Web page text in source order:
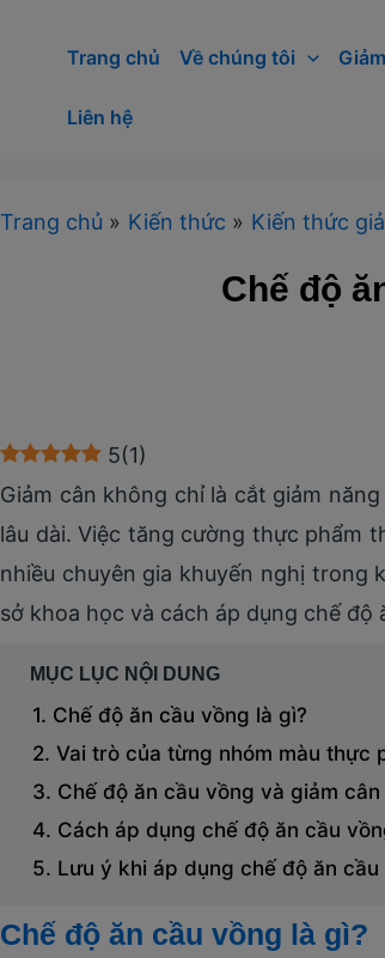
Trang chủ Về chúng tôi
Liên hệ
Trang chủ Kiến thức Kiến thức
Chế độ
5(1)
Giảm cân không chỉ là cắt giảm
lâu dài. Việc tăng cường thực phẩm
nhiều chuyên gia khuyến nghị trong
sở khoa học và cách áp dụng chế độ
MỤC LỤC NỘI DUNG
Chế độ ăn cầu vồng là gì?
Vai trò của từng nhóm màu thực
Chế độ ăn cầu vồng và giảm cân
Cách áp dụng chế độ ăn cầu
Lưu ý khi áp dụng chế độ ăn cầu
Chế độ ăn cầu vồng là gì?